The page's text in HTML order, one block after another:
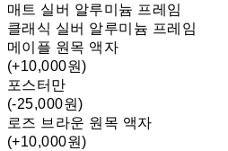
매트 실버 알루미늄 프레임
클래식 실버 알루미늄 프레임
메이플 원목 액자
(+10,000원)
포스터만
(-25,000원)
로즈 브라운 원목 액자
(+10,000원)